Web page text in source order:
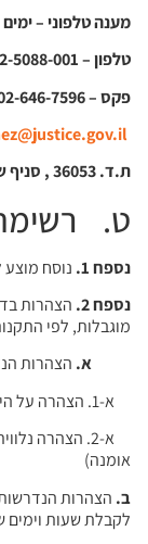
מענה טלפוני – ימים א’ –
טלפון – 02-5088-001
פקס – 02-646-7596
ת.ד. 36053 , סניף שערי ירושלים, ירושלים 9136001
ט.
נספח 1.
נוסח מוצע
נספח 2.
הצהרות
מוגבלות, לפי
א. הצהרות
א-1. הצהרה על היעדרות
א-2. הצהרה
אומנה)
ב. הצהרות
לקבלת שעות וימים